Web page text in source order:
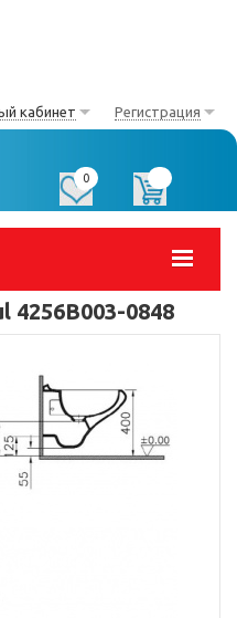
кабинет Регистрация
0
4256B003-0848